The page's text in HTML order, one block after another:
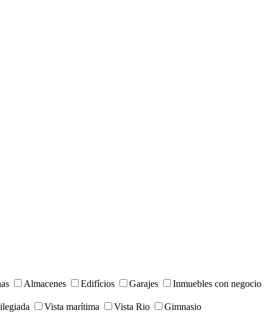
Almacenes Edifícios Garajes Inmuebles con negocio
Vista marítima Vista Rio
Gimnasio